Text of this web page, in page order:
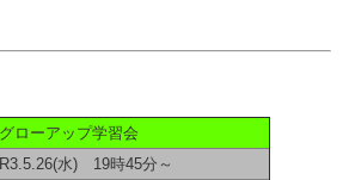
ローアップ学習会
水) 19時45分～